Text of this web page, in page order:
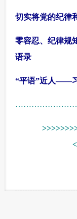
切实将党的纪律
零容忍、纪律
语录
“平语”近人——